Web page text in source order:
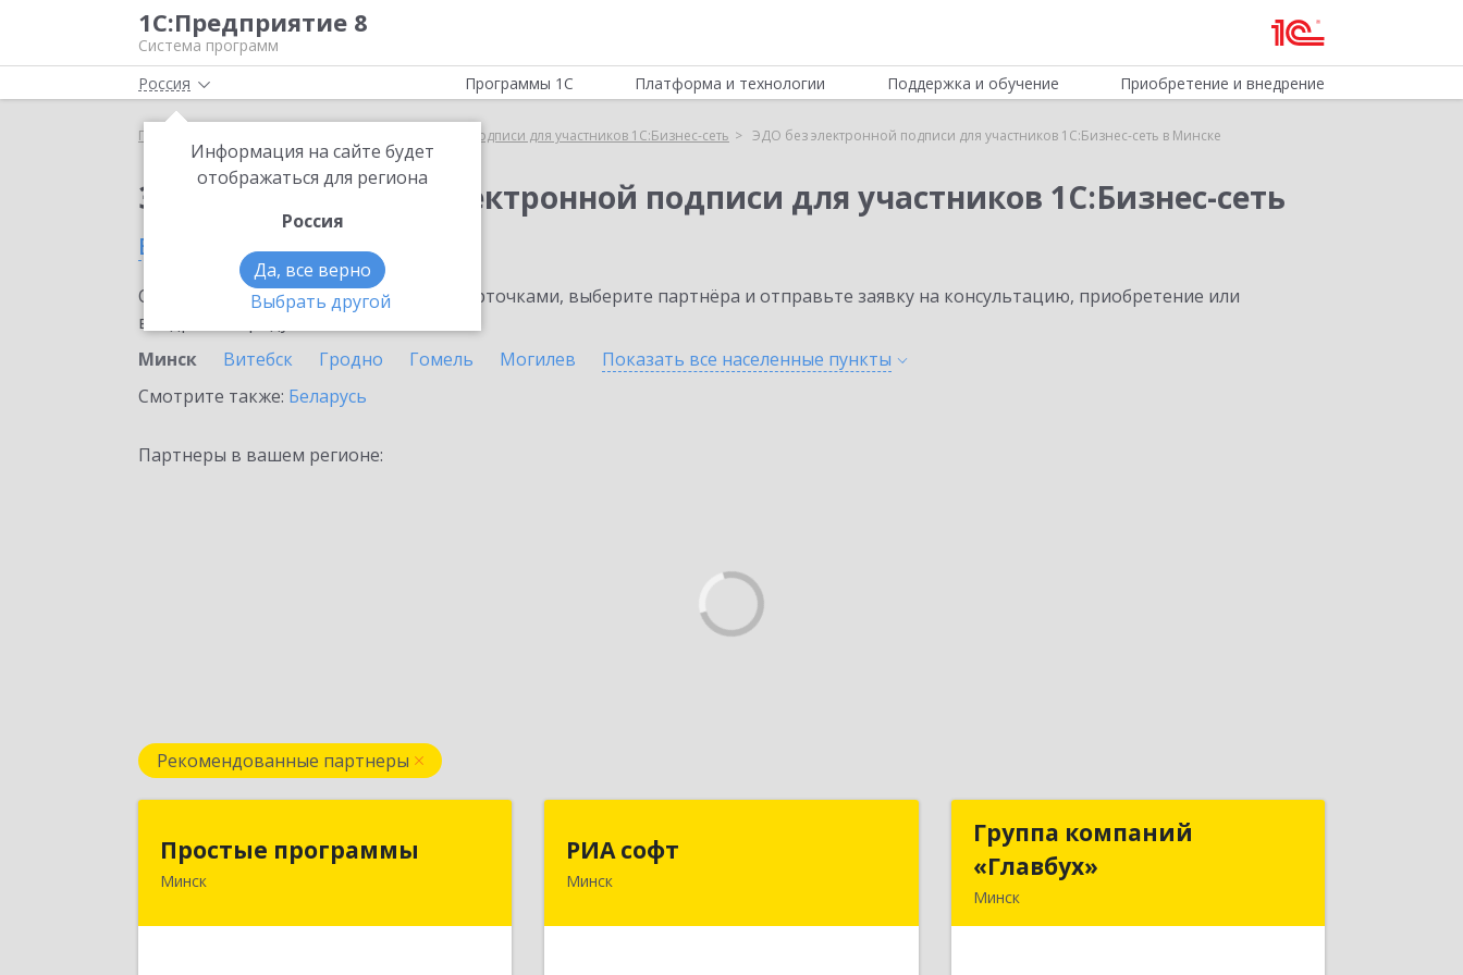
1С:Предприятие 8
Система программ
Россия
Информация на сайте будет
отображаться для региона
Россия
Да, все верно
Выбрать другой
Программы 1С Платформа и технологии Поддержка и обучение Приобретение и внедрение
Главная ЭДО без электронной подписи для участников 1С:Бизнес-сеть ЭДО без электронной подписи для участников 1С:Бизнес-сеть в Минске
Заказать ЭДО без электронной подписи для участников 1С:Бизнес-сеть
в Минске
Ознакомьтесь с информационными карточками, выберите партнёра и отправьте заявку на консультацию, приобретение или
внедрение продукта.
Минск
Витебск Гродно Гомель Могилев Показать все населенные пункты
Смотрите также: Беларусь
Партнеры в вашем регионе:
Рекомендованные партнеры
Простые программы
Минск220116, пр-т Дзержинского, д. 104,
РИА софт
Минск220040, г.Минск, ул.М.Богдановича,
Группа компаний
«Главбух»
Минск
Группа компаний